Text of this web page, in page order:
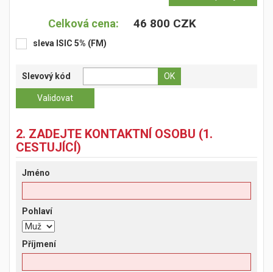
Celková cena: 46 800 CZK
sleva ISIC 5% (FM)
Slevový kód
2. ZADEJTE KONTAKTNÍ OSOBU (1.
CESTUJÍCÍ)
Jméno
Pohlaví
Příjmení